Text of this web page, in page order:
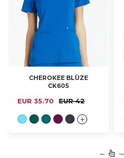
XXS, XS, S, M, L, XL,
2XL, 3XL, 4XL
CHEROKEE BLŪZE
CK605
EUR 35.70 EUR 42
← →